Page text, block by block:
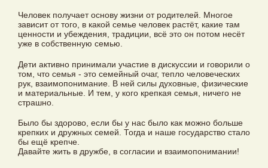
Человек получает основу жизни от родителей. Многое
зависит от того, в какой семье человек растёт, какие там
ценности и убеждения, традиции, всё это он потом несёт
уже в собственную семью.
Дети активно принимали участие в дискуссии и говорили о
том, что семья - это семейный очаг, тепло человеческих
рук, взаимопонимание. В ней силы духовные, физические
и материальные. И тем, у кого крепкая семья, ничего не
страшно.
Было бы здорово, если бы у нас было как можно больше
крепких и дружных семей. Тогда и наше государство стало
бы ещё крепче.
Давайте жить в дружбе, в согласии и взаимопонимании!